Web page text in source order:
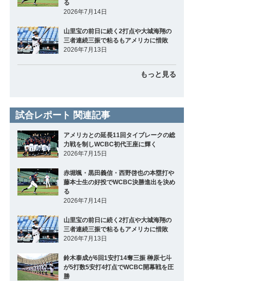
る
2026年7月14日
山里宝の前日に続く2打点や大城海翔の
三者連続三振で粘るもアメリカに惜敗
2026年7月13日
もっと見る
試合レポート 関連記事
アメリカとの延長11回タイブレークの総
力戦を制しWCBC初代王座に輝く
2026年7月15日
赤堀颯・黒田義信・西野啓也の本塁打や
藤本士生の好投でWCBC決勝進出を決め
る
2026年7月14日
山里宝の前日に続く2打点や大城海翔の
三者連続三振で粘るもアメリカに惜敗
2026年7月13日
鈴木泰成が6回1安打14奪三振 榊原七斗
が5打数5安打4打点でWCBC開幕戦を圧
勝